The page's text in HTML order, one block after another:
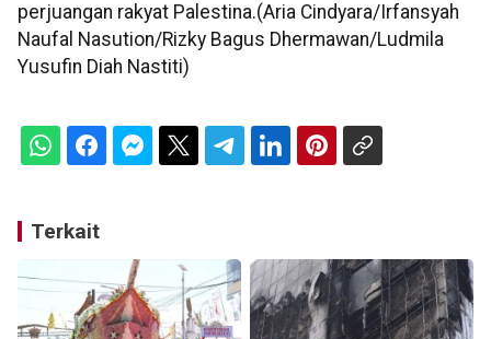
perjuangan rakyat Palestina.(Aria Cindyara/Irfansyah
Naufal Nasution/Rizky Bagus Dhermawan/Ludmila
Yusufin Diah Nastiti)
Terkait